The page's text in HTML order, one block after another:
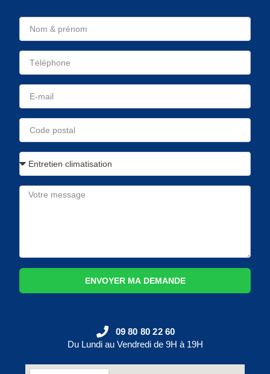
ENVOYER MA DEMANDE
09 80 80 22 60
Du Lundi au Vendredi de 9H à 19H